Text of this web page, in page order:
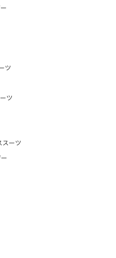
ツ
ツ
スーツ